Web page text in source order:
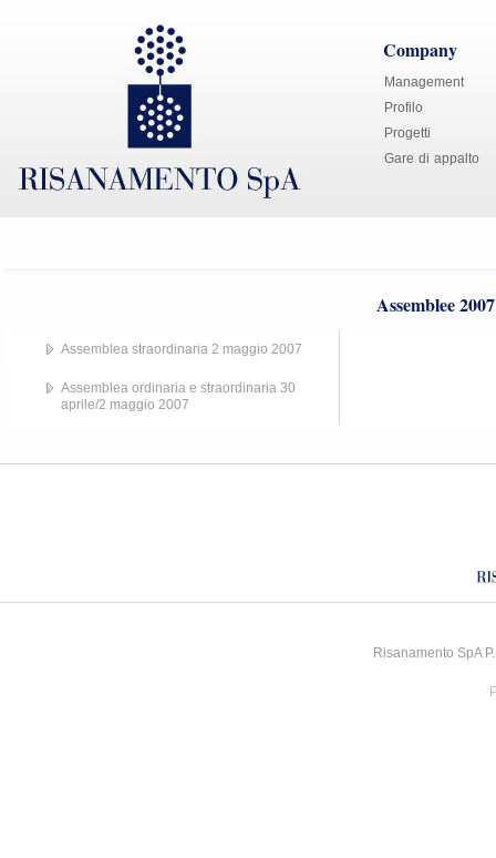
Company
Management
Profilo
Progetti
Gare di appalto
Assemblee 2007
Assemblea straordinaria 2 maggio 2007
Assemblea ordinaria e straordinaria 30
aprile/2 maggio 2007
Risanamento SpA